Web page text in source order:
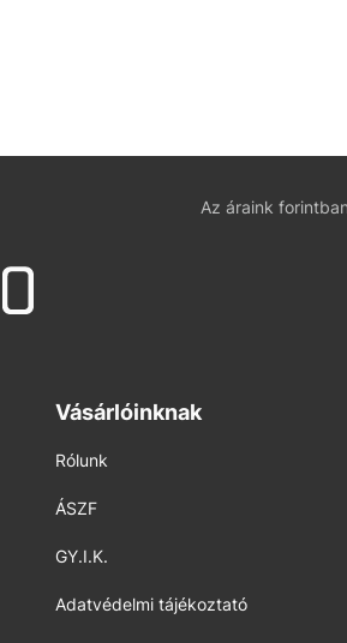
Az áraink
Vásárlóinknak
Rólunk
ÁSZF
GY.I.K.
Adatvédelmi tájékoztató